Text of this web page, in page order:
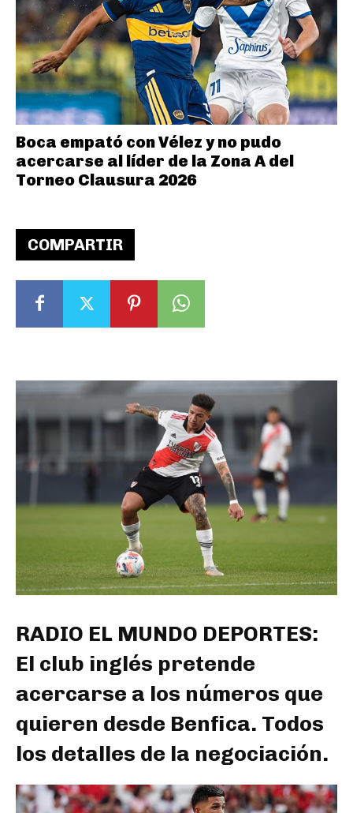
COMPARTIR
RADIO EL MUNDO DEPORTES:
El club inglés pretende
acercarse a los números que
quieren desde Benfica. Todos
los detalles de la negociación.
Boca empató con Vélez y no pudo
acercarse al líder de la Zona A del
Torneo Clausura 2026